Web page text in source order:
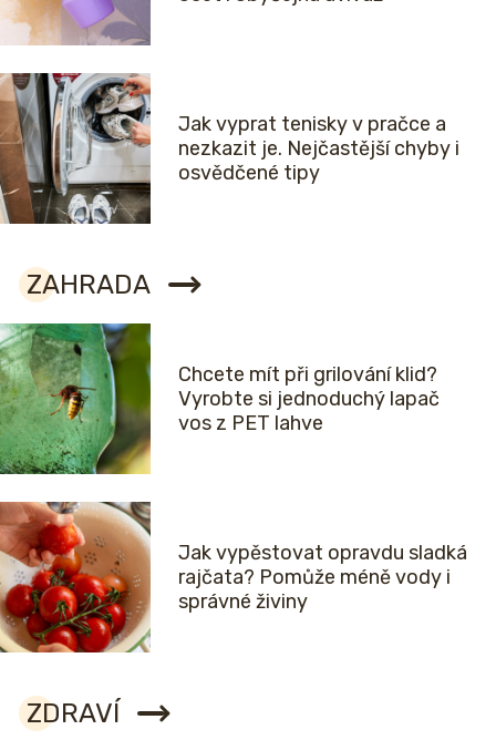
Jak vyprat tenisky v pračce a
nezkazit je. Nejčastější chyby i
osvědčené tipy
ZAHRADA
Chcete mít při grilování klid?
Vyrobte si jednoduchý lapač
vos z PET lahve
Jak vypěstovat opravdu sladká
rajčata? Pomůže méně vody i
správné živiny
ZDRAVÍ